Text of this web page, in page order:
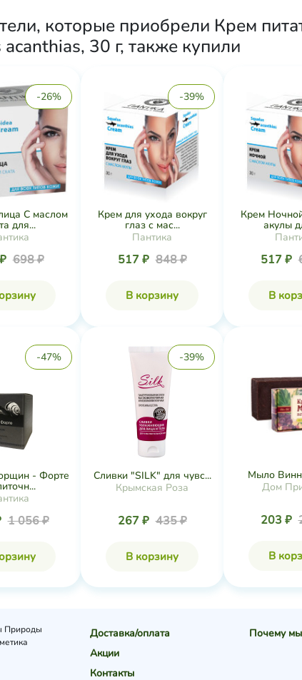
которые приобрели Крем
30 г, также купили
-26%
С маслом
для...
698 ₽
-39%
Крем для ухода вокруг
глаз с мас...
Пантика
517 ₽ 848 ₽
В корзину
Крем
акулы
517 ₽
В
-47%
- Форте
1 056 ₽
-39%
Сливки "SILK" для чувс...
Крымская Роза
267 ₽ 435 ₽
В корзину
Мыло
Дом
203 ₽
В
Природы
Доставка/оплата
Акции
Контакты
Почему